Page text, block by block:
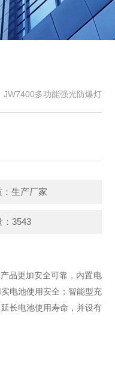
JW7400多功能强光防爆灯
：生产厂家
3543
品更加安全可靠，内置电
电池使用安全；智能型充
长电池使用寿命，并设有